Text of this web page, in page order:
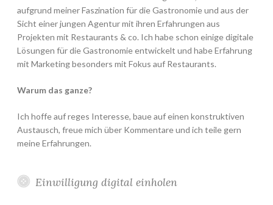
aufgrund meiner Faszination für die Gastronomie und aus der
Sicht einer jungen Agentur mit ihren Erfahrungen aus
Projekten mit Restaurants & co. Ich habe schon einige digitale
Lösungen für die Gastronomie entwickelt und habe Erfahrung
mit Marketing besonders mit Fokus auf Restaurants.
Warum das ganze?
Ich hoffe auf reges Interesse, baue auf einen konstruktiven
Austausch, freue mich über Kommentare und ich teile gern
meine Erfahrungen.
Einwilligung digital einholen